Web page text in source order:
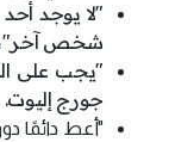
"لا يوجد
شخص آخر"،
"يجب على
جورج إليوت.
"أعط دائمًا